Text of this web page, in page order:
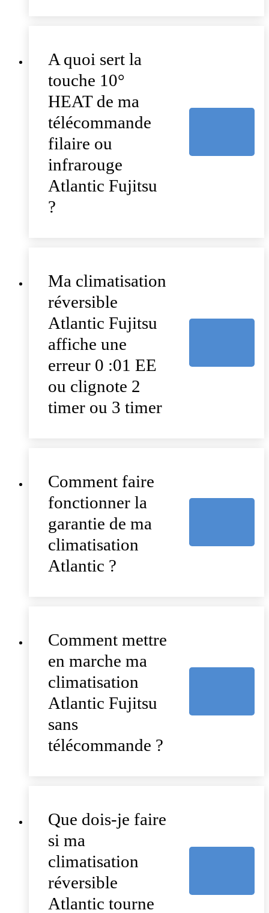
A quoi sert la
touche 10°
HEAT de ma
télécommande
filaire ou
infrarouge
Atlantic Fujitsu
?
Ma climatisation
réversible
Atlantic Fujitsu
affiche une
erreur 0 :01 EE
ou clignote 2
timer ou 3 timer
Comment faire
fonctionner la
garantie de ma
climatisation
Atlantic ?
Comment mettre
en marche ma
climatisation
Atlantic Fujitsu
sans
télécommande ?
Que dois-je faire
si ma
climatisation
réversible
Atlantic tourne